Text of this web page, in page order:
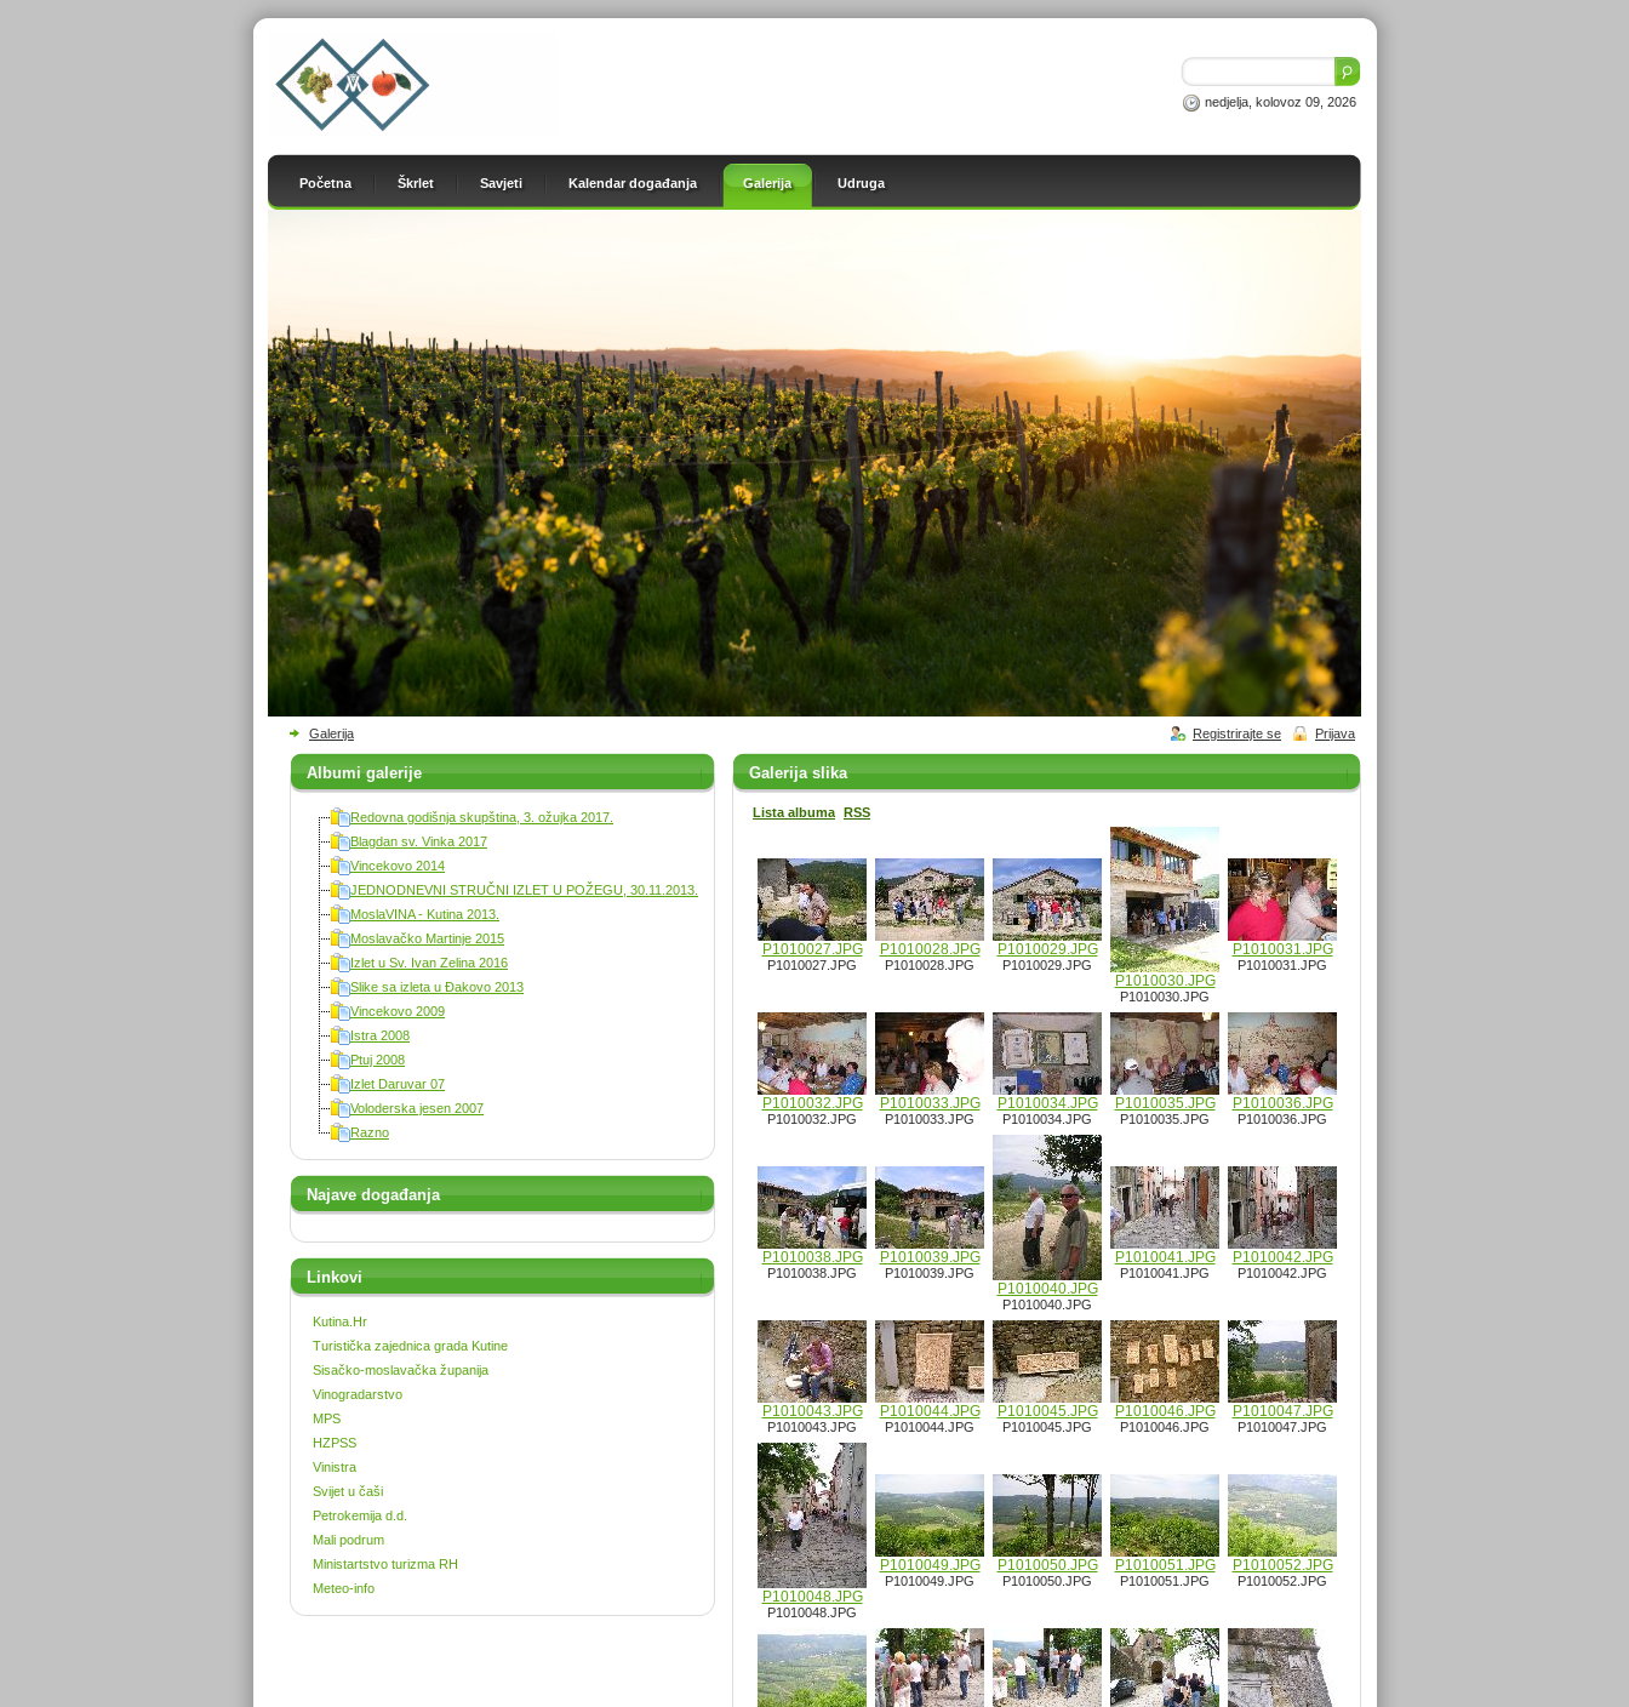
nedjelja, kolovoz 09, 2026
Početna Škrlet Savjeti Kalendar događanja Galerija Udruga
Galerija Prijava
Registrirajte se
Albumi galerije
Redovna godišnja skupština, 3. ožujka 2017.
Blagdan sv. Vinka 2017
Vincekovo 2014
JEDNODNEVNI STRUČNI IZLET U POŽEGU, 30.11.2013.
MoslaVINA - Kutina 2013.
Moslavačko Martinje 2015
Izlet u Sv. Ivan Zelina 2016
Slike sa izleta u Đakovo 2013
Vincekovo 2009
Istra 2008
Ptuj 2008
Izlet Daruvar 07
Voloderska jesen 2007
Razno
Najave događanja
Linkovi
Kutina.Hr
Turistička zajednica grada Kutine
Sisačko-moslavačka županija
Vinogradarstvo
MPS
HZPSS
Vinistra
Svijet u čaši
Petrokemija d.d.
Mali podrum
Ministartstvo turizma RH
Meteo-info
Galerija slika
Lista albuma RSS
P1010027.JPG
P1010027.JPG
P1010028.JPG
P1010028.JPG
P1010029.JPG
P1010029.JPG
P1010030.JPG
P1010030.JPG
P1010031.JPG
P1010031.JPG
P1010032.JPG
P1010032.JPG
P1010033.JPG
P1010033.JPG
P1010034.JPG
P1010034.JPG
P1010035.JPG
P1010035.JPG
P1010036.JPG
P1010036.JPG
P1010038.JPG
P1010038.JPG
P1010039.JPG
P1010039.JPG
P1010040.JPG
P1010040.JPG
P1010041.JPG
P1010041.JPG
P1010042.JPG
P1010042.JPG
P1010043.JPG
P1010043.JPG
P1010044.JPG
P1010044.JPG
P1010045.JPG
P1010045.JPG
P1010046.JPG
P1010046.JPG
P1010047.JPG
P1010047.JPG
P1010048.JPG
P1010048.JPG
P1010049.JPG
P1010049.JPG
P1010050.JPG
P1010050.JPG
P1010051.JPG
P1010051.JPG
P1010052.JPG
P1010052.JPG